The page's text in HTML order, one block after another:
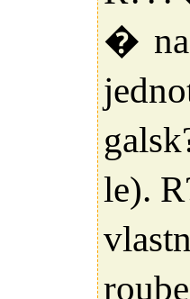
� na
le).